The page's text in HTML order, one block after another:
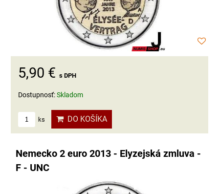
5,90 € s DPH
Dostupnosť:Skladom
ks DO KOŠÍKA
Nemecko 2 euro 2013 - Elyzejská zmluva -
F - UNC